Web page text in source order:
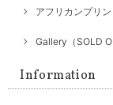
アフリカンプリ
Gallery（SOLD
Information